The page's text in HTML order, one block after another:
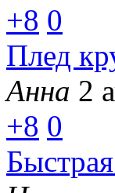
+8 0
Плед
Анна 2
+8 0